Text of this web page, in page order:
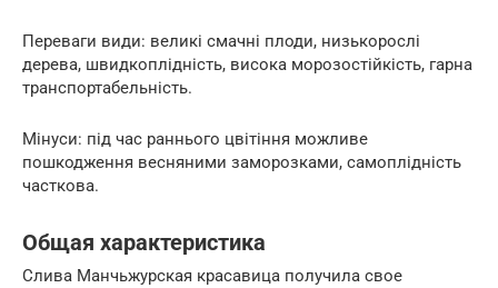
Переваги види: великі смачні плоди, низькорослі
дерева, швидкоплідність, висока морозостійкість, гарна
транспортабельність.
Мінуси: під час раннього цвітіння можливе
пошкодження весняними заморозками, самоплідність
часткова.
Общая характеристика
Слива Манчьжурская красавица получила свое